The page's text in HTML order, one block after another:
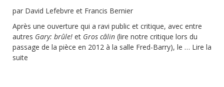
par David Lefebvre et Francis Bernier
Après une ouverture qui a ravi public et critique, avec entre
autres Gary: brûle! et Gros câlin (lire notre critique lors du
passage de la pièce en 2012 à la salle Fred-Barry), le … Lire la
suite